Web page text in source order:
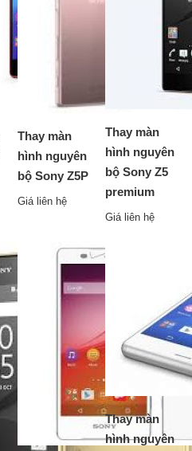
Thay màn
hình nguyên
bộ Sony Z5P
Giá liên hệ
Thay màn
hình nguyên
bộ Sony Z5
premium
Giá liên hệ
Thay màn
hình nguyên